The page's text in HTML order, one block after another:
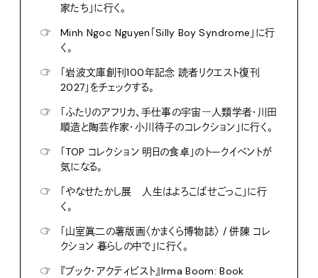
家たち」に行く。
☞
Minh Ngoc Nguyen「Silly Boy Syndrome」に行
く。
☞
「岩波文庫創刊100年記念 読者リクエスト復刊
2027」をチェックする。
☞
「ふたりのアフリカ、手仕事の宇宙―人類学者・川田
順造と陶芸作家・小川待子のコレクション」に行く。
☞
「TOP コレクション 明日の食卓」のトークイベントが
気になる。
☞
「やなせたかし展 人生はよろこばせごっこ」に行
く。
☞
「山室眞二の薯版画〈かまくら博物誌〉 / 併陳 コレ
クション 暮らしの中で」に行く。
☞
『ブック・アクティビスト』Irma Boom: Book